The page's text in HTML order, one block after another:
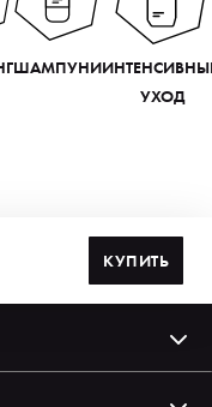
ШАМПУНИ
УХОД
КУПИТЬ